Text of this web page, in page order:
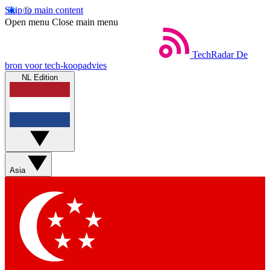
Skip to main content
Open menu Close main menu
TechRadar De
bron voor tech-koopadvies
NL Edition
Asia